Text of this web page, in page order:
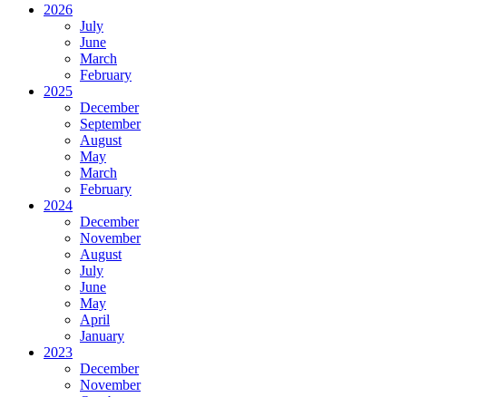
2026
July
June
March
February
2025
December
September
August
May
March
February
2024
December
November
August
July
June
May
April
January
2023
December
November